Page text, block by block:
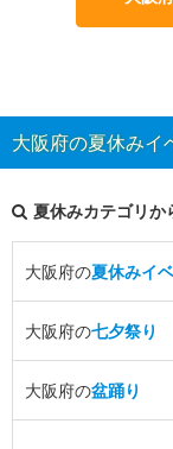
大阪府の夏休みイ
夏休みカテゴリか
大阪府の夏休みイ
大阪府の七夕祭り
大阪府の盆踊り